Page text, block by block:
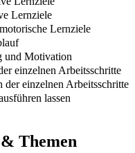
Lernziele
Lernziele
und Motivation
einzelnen Arbeitsschritte
der einzelnen Arbeitsschritte
lassen
Themen